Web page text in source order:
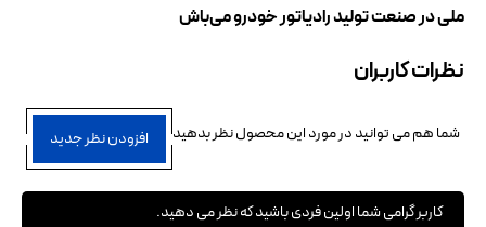
ملی در صنعت تولید رادیاتور خودرو می‌باش
نظرات کاربران
شما هم می توانید در مورد این محصول نظر بدهید افزودن نظر جدید
کاربر گرامی شما اولین فردی باشید که نظر می دهید.